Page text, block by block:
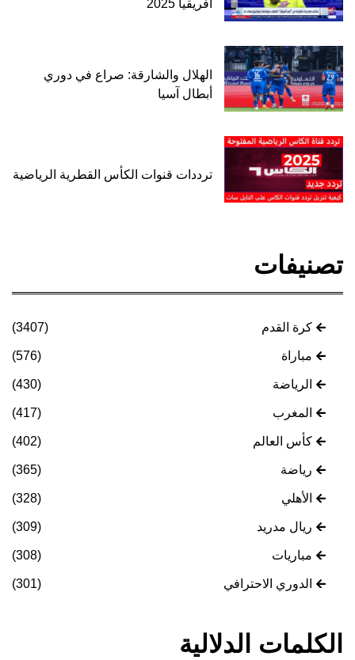
أفريقيا 2025
الهلال والشارقة: صراع في دوري
أبطال آسيا
ترددات قنوات الكأس القطرية الرياضية
تصنيفات
كرة القدم (3407)
مباراة (576)
الرياضة (430)
المغرب (417)
كأس العالم (402)
رياضة (365)
الأهلي (328)
ريال مدريد (309)
مباريات (308)
الدوري الاحترافي (301)
الكلمات الدلالية